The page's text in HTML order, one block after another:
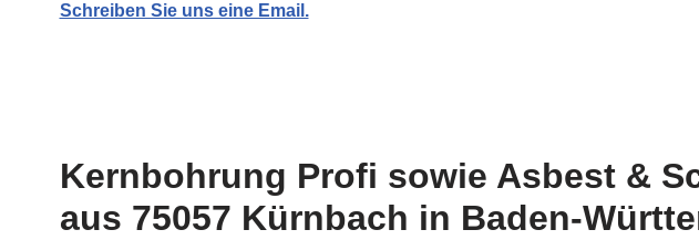
Schreiben Sie uns eine Email.
Kernbohrung Profi sowie Asbest &
aus 75057 Kürnbach in Baden-